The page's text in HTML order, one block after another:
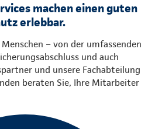
machen einen guten
erlebbar.
– von der umfassenden
und auch
und unsere Fachabteilung
beraten Sie, Ihre Mitarbeiter